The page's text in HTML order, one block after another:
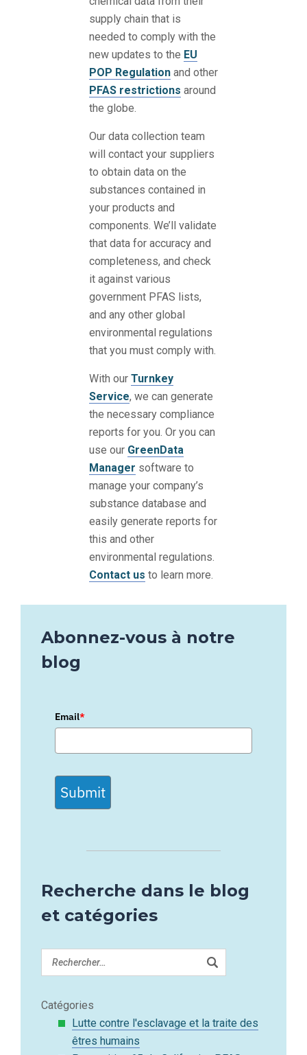
supply chain that is
needed to comply with the
new updates to the EU
POP Regulation and other
PFAS restrictions around
the globe.
Our data collection team
will contact your suppliers
to obtain data on the
substances contained in
your products and
components. We’ll validate
that data for accuracy and
completeness, and check
it against various
government PFAS lists,
and any other global
environmental regulations
that you must comply with.
With our Turnkey
Service, we can generate
the necessary compliance
reports for you. Or you can
use our GreenData
Manager software to
manage your company’s
substance database and
easily generate reports for
this and other
environmental regulations.
Contact us to learn more.
Abonnez-vous à notre
blog
Email*
Submit
Recherche dans le blog
et catégories
Catégories
Lutte contre l'esclavage et la traite des
êtres humains